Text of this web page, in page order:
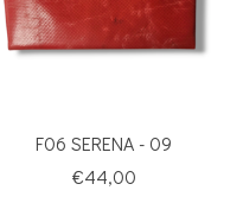
F06 SERENA - 09
€44,00